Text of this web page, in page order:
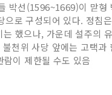
박선(1596~1669)이 맏
로 구성되어 있다. 정침
했으나, 가운데 설주의
천위 사당 앞에는 고택
이 제한될 수도 있음